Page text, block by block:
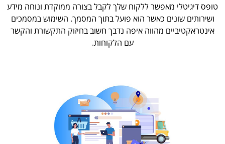
טופס דיגיטלי מאפשר ללקוח שלך לקבל בצורה ממוקדת ונוחה מידע
ושירותים שונים כאשר הוא פועל בתוך המסמך. השימוש במסמכים
אינטראקטיביים מהווה איפה נדבך חשוב בחיזוק התקשורת והקשר
עם הלקוחות.